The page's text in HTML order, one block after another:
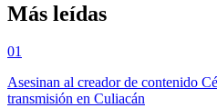
Más leídas
01
Asesinan al creador de contenido
transmisión en Culiacán